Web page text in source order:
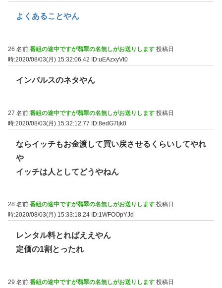
よくあることやん
26 名前:番組の途中ですが翡翠の名無しがお送りします 投稿日
時:2020/08/03(月) 15:32:06.42
ID:uEAzxyVt0
インパルスのネタやん
27 名前:番組の途中ですが翡翠の名無しがお送りします 投稿日
時:2020/08/03(月) 15:32:12.77 ID:8edG7ljk0
ならイッチもお金渡して買い戻させるくらいしてやれ
や
イッチは人としてどうやねん
28 名前:番組の途中ですが翡翠の名無しがお送りします 投稿日
時:2020/08/03(月) 15:33:18.24 ID:1WFOOpYJd
レンタル料とればええやん
定価の1割とったれ
29 名前:番組の途中ですが翡翠の名無しがお送りします 投稿日